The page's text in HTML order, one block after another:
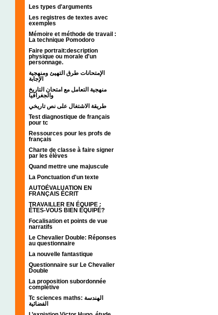
Les types d'arguments
Les registres de textes avec
exemples
Mémoire et méthode de travail :
La technique Pomodoro
Faire portrait:description
physique ou morale d'un
personnage.
الإمتحانات طرق التهيئ ومنهجية
الإجابة
منهجية التعامل مع امتحان التاريخ
والجغرافيا
طريقة الاشتغال على نص تاريخي
Test diagnostique de français
pour tc
Ressources pour les profs de
français
Charte de classe à faire signer
par les élèves
Quand mettre une majuscule
La Ponctuation d'un texte
AUTOÉVALUATION EN
FRANÇAIS ÉCRIT
TRAVAILLER EN ÉQUIPE :
ÊTES-VOUS BIEN ÉQUIPÉ?
Focalisation et points de vue
narratifs
Le Chevalier Double: Réponses
au questionnaire
La nouvelle fantastique
Questionnaire sur Le Chevalier
Double
La proposition subordonnée
complétive
Tc sciences maths: الهندسة
الفضائية